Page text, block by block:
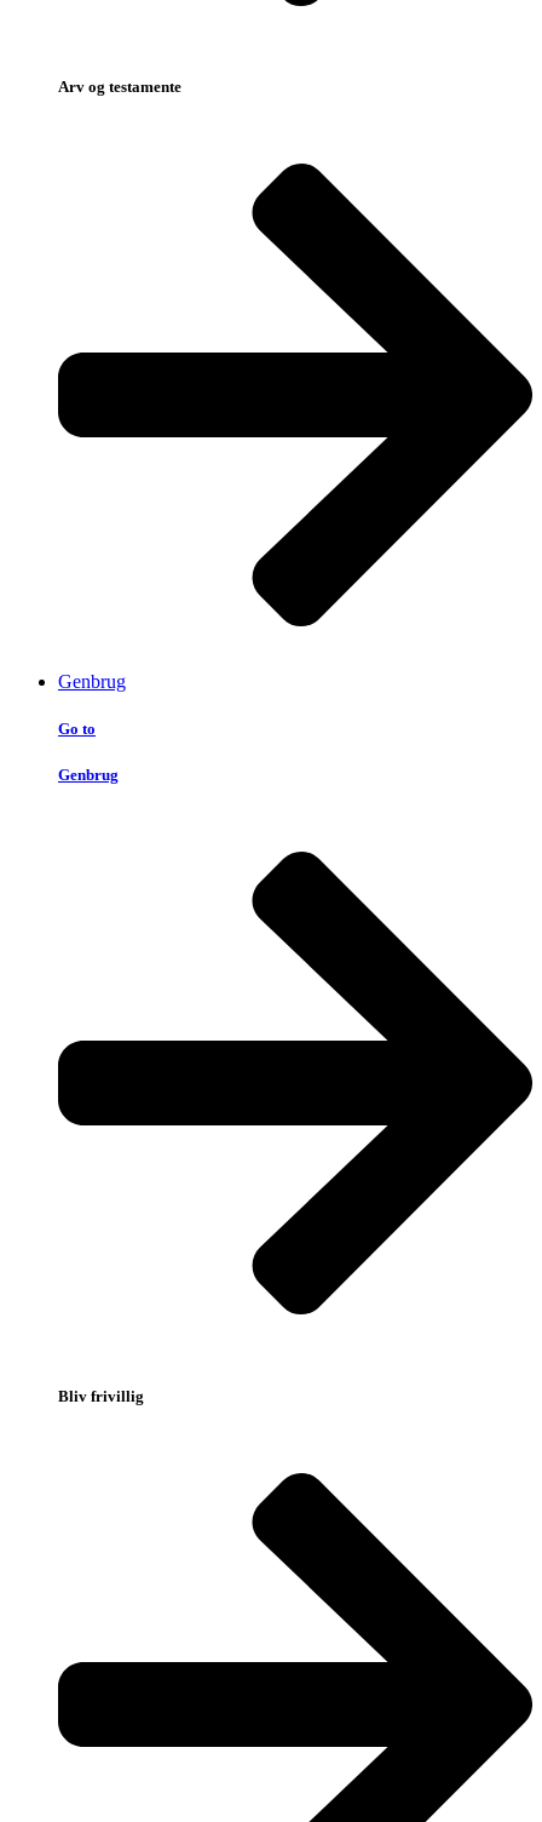
Arv og testamente
Genbrug
Go to
Genbrug
Bliv frivillig